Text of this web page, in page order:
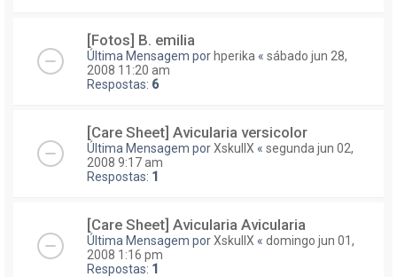
[Fotos] B. emilia
Última Mensagem por hperika « sábado jun 28,
2008 11:20 am
Respostas: 6
[Care Sheet] Avicularia versicolor
Última Mensagem porXskullX « segunda jun 02,
2008 9:17 am
Respostas: 1
[Care Sheet] Avicularia Avicularia
Última Mensagem porXskullX « domingo jun 01,
2008 1:16 pm
Respostas: 1